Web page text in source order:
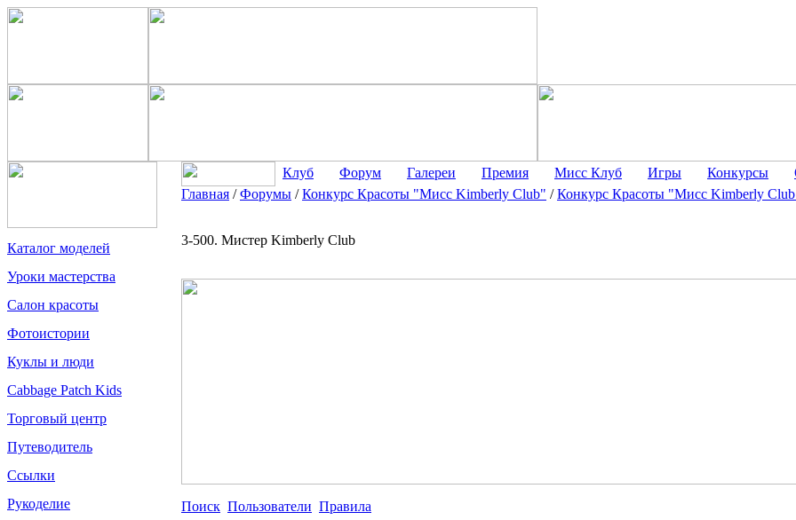
Каталог моделей
Уроки мастерства
Салон красоты
Фотоистории
Куклы и люди
Cabbage Patch Kids
Торговый центр
Путеводитель
Ссылки
Рукоделие
Клуб Форум Галереи Премия Мисс Клуб Игры Конкурсы
Главная /Форумы /Конкурс Красоты "Мисс Kimberly Club" /Конкурс Красоты "Мисс Kimberly
3-500. Мистер Kimberly Club
Поиск Пользователи Правила